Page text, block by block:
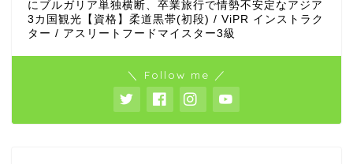
にブルガリア単独横断、卒業旅行で情勢不安定なアジア
3カ国観光【資格】柔道黒帯(初段) / ViPR インストラク
ター / アスリートフードマイスター3級
＼ Follow me ／